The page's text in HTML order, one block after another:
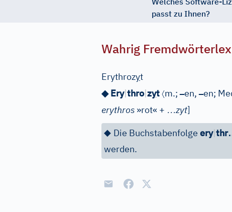
passt zu Ihnen?
Wahrig
Erythrozyt
◆ Ery|thro|zyt〈m.;–en,–en;
erythros »rot« + …zyt]
◆ Die Buchstabenfolge ery|thr
werden.